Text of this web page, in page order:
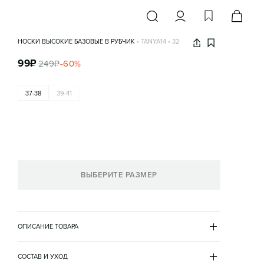
НОСКИ ВЫСОКИЕ БАЗОВЫЕ В РУБЧИК • TANYA14 • 32
99₽249₽-60%
ВЫБЕРИТЕ РАЗМЕР
37-38 39-41
ОПИСАНИЕ ТОВАРА
СЕРЫЙ• 32
СОСТАВ И УХОД